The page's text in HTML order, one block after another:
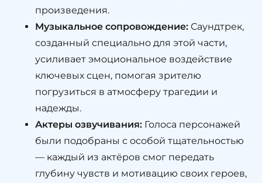
произведения.
Музыкальное сопровождение: Саундтрек,
созданный специально для этой части,
усиливает эмоциональное воздействие
ключевых сцен, помогая зрителю
погрузиться в атмосферу трагедии и
надежды.
Актеры озвучивания: Голоса персонажей
были подобраны с особой тщательностью
— каждый из актёров смог передать
глубину чувств и мотивацию своих героев,